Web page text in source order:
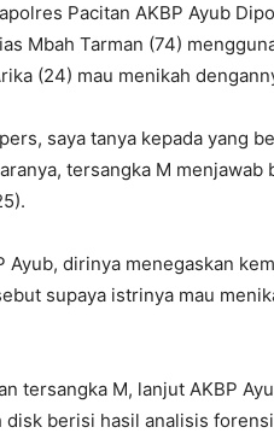
Pacitan AKBP Ayub
Mbah Tarman (74)
(24) mau menikah
saya tanya kepada yang
tersangka M menjawab
Ayub, dirinya menegaskan
supaya istrinya mau
tersangka M, lanjut AKBP
disk berisi hasil analisis